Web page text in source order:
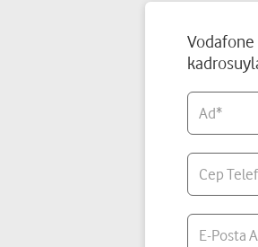
Vodafone
Ad*
Cep
E-Posta